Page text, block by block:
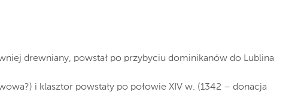
drewniany, powstał po przybyciu dominikanów do Lublina
i klasztor powstały po połowie XIV w. (1342 – donacja